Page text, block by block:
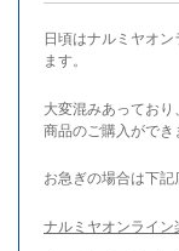
日頃はナルミヤオ
ます。
大変混みあってお
商品のご購入ができ
お急ぎの場合は下記
ナルミヤオンライン